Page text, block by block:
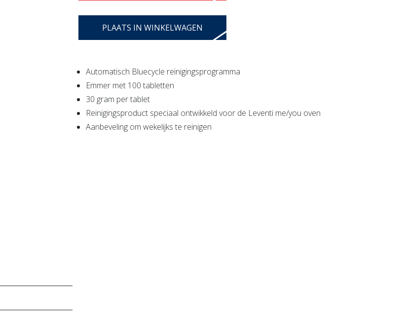
PLAATS IN WINKELWAGEN
Automatisch Bluecycle reinigingsprogramma
Emmer met 100 tabletten
30 gram per tablet
Reinigingsproduct speciaal ontwikkeld voor de Leventi me/you oven
Aanbeveling om wekelijks te reinigen